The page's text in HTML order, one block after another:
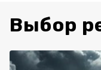
Выбор